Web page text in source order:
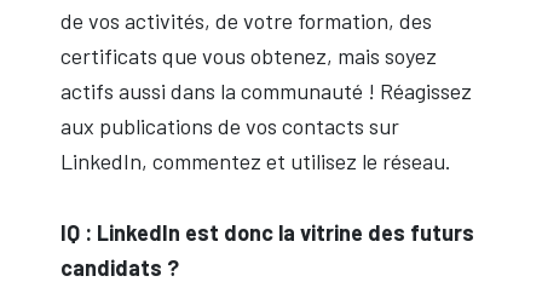
de vos activités, de votre formation, des
certificats que vous obtenez, mais soyez
actifs aussi dans la communauté ! Réagissez
aux publications de vos contacts sur
LinkedIn, commentez et utilisez le réseau.
IQ : LinkedIn est donc la vitrine des futurs
candidats ?